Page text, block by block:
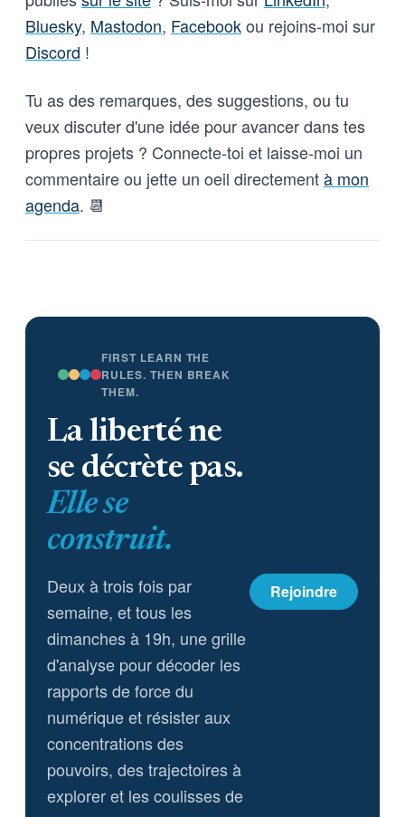
Bluesky, Mastodon, Facebookou rejoins-moi sur
Discord !
Tu as des remarques, des suggestions, ou tu
veux discuter d'une idée pour avancer dans tes
propres projets ? Connecte-toi et laisse-moi un
commentaire ou jette un oeil directementà mon
agenda. 📆
FIRST LEARN THE
RULES. THEN BREAK
THEM.
La liberté ne
se décrète pas.
Elle se
construit.
Deux à trois fois par
semaine, et tous les
dimanches à 19h, une grille
d'analyse pour décoder les
rapports de force du
numérique et résister aux
concentrations des
pouvoirs, des trajectoires à
explorer et les coulisses de
Rejoindre